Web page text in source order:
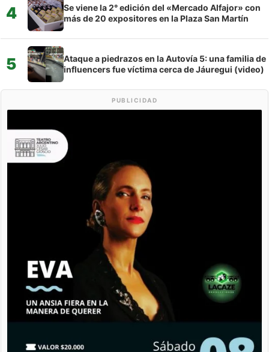
4
Se viene la 2° edición del «Mercado Alfajor» con
más de 20 expositores en la Plaza San Martín
5
Ataque a piedrazos en la Autovía 5: una familia de
influencers fue víctima cerca de Jáuregui (video)
PUBLICIDAD